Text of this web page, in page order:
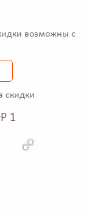
возможны с
скидки
1